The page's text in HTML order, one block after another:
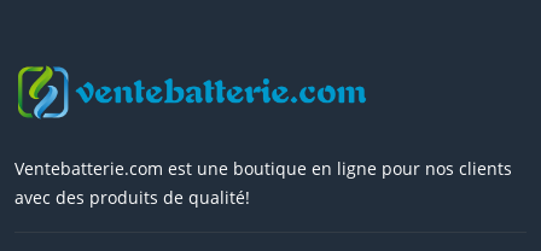
Ventebatterie.com est une boutique en ligne pour nos clients
avec des produits de qualité!